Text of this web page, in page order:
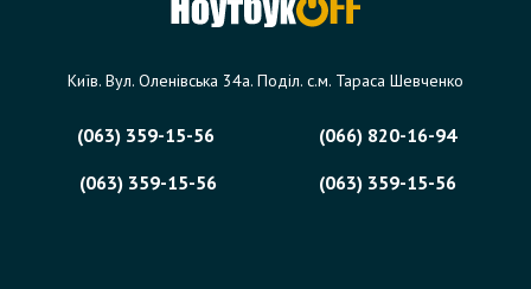
Код товара - 04837
366 грн.
Есть в наличии
В корзину
Київ. Вул. Оленівська 34а. Поділ. с.м. Тараса Шевченко
(063) 359-15-56
(066) 820-16-94
(063) 359-15-56
(063) 359-15-56